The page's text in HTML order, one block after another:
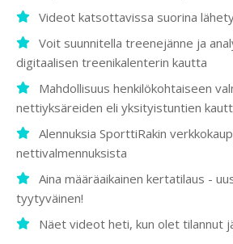
Videot katsottavissa suorina
Voit suunnitella treenejänne ja
digitaalisen treenikalenterin kautta
Mahdollisuus henkilökohtaiseen
nettiyksäreiden eli yksityistuntien
Alennuksia SporttiRakin
nettivalmennuksista
Aina määräaikainen kertatilaus -
tyytyväinen!
Näet videot heti, kun olet tilannut